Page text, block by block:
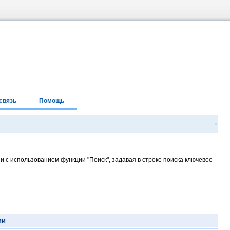
Помощь
использованием функции "Поиск", задавая в строке поиска ключевое